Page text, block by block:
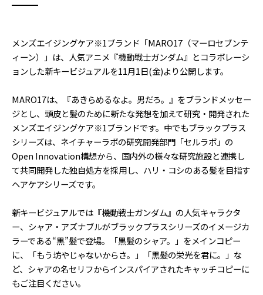
メンズエイジングケア※1ブランド「MARO17（マーロセブンテ
ィーン）」は、人気アニメ『機動戦士ガンダム』とコラボレーシ
ョンした新キービジュアルを11月1日(金)より公開します。
MARO17は、『あきらめるなよ。男だろ。』をブランドメッセー
ジとし、頭皮と髪のために新たな発想を加えて研究・開発された
メンズエイジングケア※1ブランドです。中でもブラックプラス
シリーズは、ネイチャーラボの研究開発部門「セルラボ」の
Open Innovation構想から、国内外の様々な研究施設と連携し
て共同開発した独自処方を採用し、ハリ・コシのある髪を目指す
ヘアケアシリーズです。
新キービジュアルでは『機動戦士ガンダム』の人気キャラクタ
ー、シャア・アズナブルがブラックプラスシリーズのイメージカ
ラーである“黒”髪で登場。「黒髪のシャア。」をメインコピー
に、「もう坊やじゃないからさ。」「黒髪の栄光を君に。」な
ど、シャアの名セリフからインスパイアされたキャッチコピーに
もご注目ください。